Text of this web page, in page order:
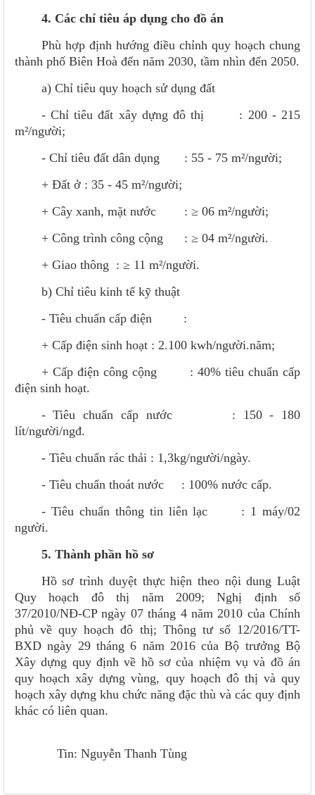
4. Các chỉ tiêu áp dụng cho đồ án
Phù hợp định hướng điều chỉnh quy hoạch chung
thành phố Biên Hoà đến năm 2030, tầm nhìn đến 2050.
a) Chỉ tiêu quy hoạch sử dụng đất
- Chỉ tiêu đất xây dựng đô thị : 200 - 215
m²/người;
- Chỉ tiêu đất dân dụng : 55 - 75 m²/người;
+ Đất ở : 35 - 45 m²/người;
+ Cây xanh, mặt nước : ≥ 06 m²/người;
+ Công trình công cộng : ≥ 04 m²/người.
+ Giao thông : ≥ 11 m²/người.
b) Chỉ tiêu kinh tế kỹ thuật
- Tiêu chuẩn cấp điện :
+ Cấp điện sinh hoạt : 2.100 kwh/người.năm;
+ Cấp điện công cộng : 40% tiêu chuẩn cấp
điện sinh hoạt.
- Tiêu chuẩn cấp nước : 150 - 180
lít/người/ngđ.
- Tiêu chuẩn rác thải : 1,3kg/người/ngày.
- Tiêu chuẩn thoát nước : 100% nước cấp.
- Tiêu chuẩn thông tin liên lạc : 1 máy/02
người.
5. Thành phần hồ sơ
Hồ sơ trình duyệt thực hiện theo nội dung Luật
Quy hoạch đô thị năm 2009; Nghị định số
37/2010/NĐ-CP ngày 07 tháng 4 năm 2010 của Chính
phủ về quy hoạch đô thị; Thông tư số 12/2016/TT-
BXD ngày 29 tháng 6 năm 2016 của Bộ trưởng Bộ
Xây dựng quy định về hồ sơ của nhiệm vụ và đồ án
quy hoạch xây dựng vùng, quy hoạch đô thị và quy
hoạch xây dựng khu chức năng đặc thù và các quy định
khác có liên quan.
Tin: Nguyễn Thanh Tùng​